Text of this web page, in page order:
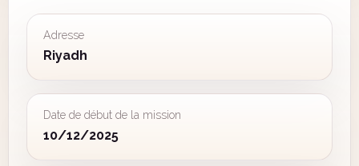
Adresse
Riyadh
Date de début de la mission
10/12/2025